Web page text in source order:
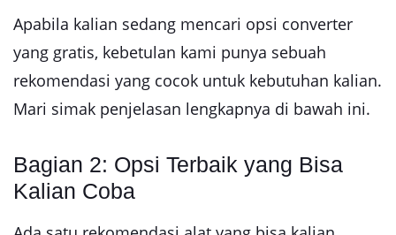
Apabila kalian sedang mencari opsi converter
yang gratis, kebetulan kami punya sebuah
rekomendasi yang cocok untuk kebutuhan kalian.
Mari simak penjelasan lengkapnya di bawah ini.
Bagian 2: Opsi Terbaik yang Bisa
Kalian Coba